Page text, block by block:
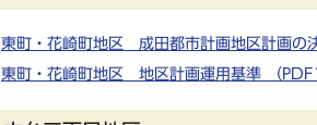
東町・花崎町地区 成田都市計画地区計画の
東町・花崎町地区 地区計画運用基準 （PDF